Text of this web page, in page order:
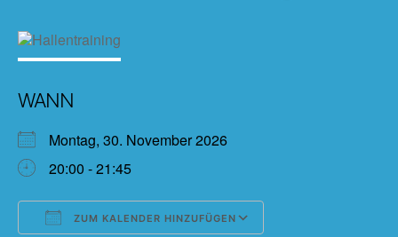
WANN
Montag, 30. November 2026
20:00 - 21:45
ZUM KALENDER HINZUFÜGEN